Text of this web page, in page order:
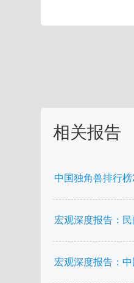
相关报告
中国独角兽排行
宏观深度报告：
宏观深度报告：